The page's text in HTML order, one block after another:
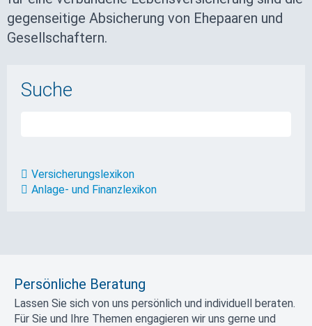
gegenseitige Absicherung von Ehepaaren und
Gesellschaftern.
Suche
Versicherungslexikon
Anlage- und Finanzlexikon
Persönliche Beratung
Lassen Sie sich von uns persönlich und individuell beraten.
Für Sie und Ihre Themen engagieren wir uns gerne und